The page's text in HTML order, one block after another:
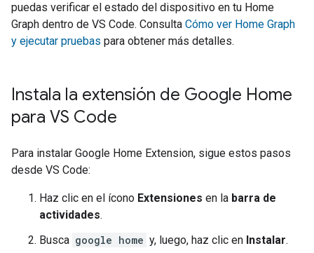
puedas verificar el estado del dispositivo en tu Home
Graph dentro de VS Code. Consulta Cómo ver Home Graph
y ejecutar pruebas para obtener más detalles.
Instala la extensión de Google Home
para VS Code
Para instalar Google Home Extension, sigue estos pasos
desde VS Code:
Haz clic en el ícono Extensiones en la barra de
actividades.
Busca google home y, luego, haz clic en Instalar.